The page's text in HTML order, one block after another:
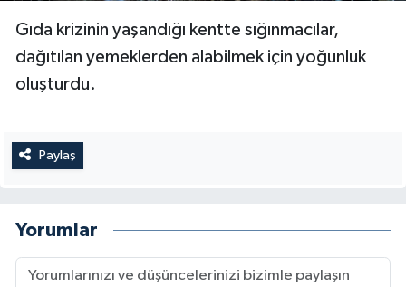
Gıda krizinin yaşandığı kentte sığınmacılar,
dağıtılan yemeklerden alabilmek için yoğunluk
oluşturdu.
Paylaş
Yorumlar